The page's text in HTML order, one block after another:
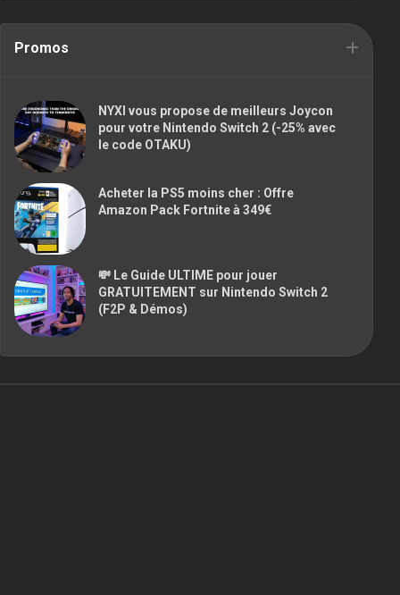
Promos
NYXI vous propose de meilleurs Joycon
pour votre Nintendo Switch 2 (-25% avec
le code OTAKU)
Acheter la PS5 moins cher : Offre
Amazon Pack Fortnite à 349€
💸 Le Guide ULTIME pour jouer
GRATUITEMENT sur Nintendo Switch 2
(F2P & Démos)